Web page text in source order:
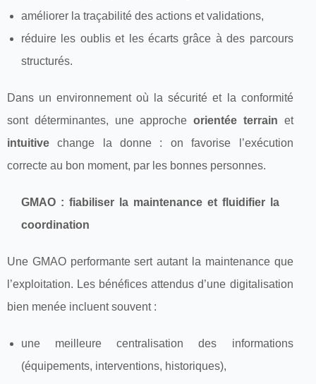
améliorer la traçabilité des actions et validations,
réduire les oublis et les écarts grâce à des parcours
structurés.
Dans un environnement où la sécurité et la conformité
sont déterminantes, une approcheorientée terrain et
intuitive change la donne : on favorise l’exécution
correcte au bon moment, par les bonnes personnes.
GMAO : fiabiliser la maintenance et fluidifier la
coordination
Une GMAO performante sert autant la maintenance que
l’exploitation. Les bénéfices attendus d’une digitalisation
bien menée incluent souvent :
une meilleure centralisation des informations
(équipements, interventions, historiques),